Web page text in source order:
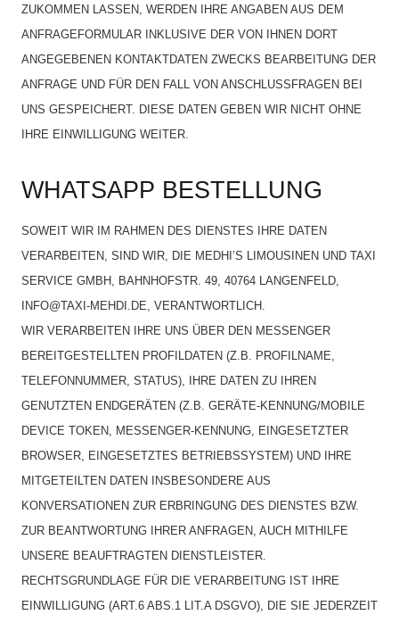
ZUKOMMEN LASSEN, WERDEN IHRE ANGABEN AUS DEM
ANFRAGEFORMULAR INKLUSIVE DER VON IHNEN DORT
ANGEGEBENEN KONTAKTDATEN ZWECKS BEARBEITUNG DER
ANFRAGE UND FÜR DEN FALL VON ANSCHLUSSFRAGEN BEI
UNS GESPEICHERT. DIESE DATEN GEBEN WIR NICHT OHNE
IHRE EINWILLIGUNG WEITER.
WHATSAPP BESTELLUNG
SOWEIT WIR IM RAHMEN DES DIENSTES IHRE DATEN
VERARBEITEN, SIND WIR, DIE MEDHI’S LIMOUSINEN UND TAXI
SERVICE GMBH, BAHNHOFSTR. 49, 40764 LANGENFELD,
INFO@TAXI-MEHDI.DE, VERANTWORTLICH.
WIR VERARBEITEN IHRE UNS ÜBER DEN MESSENGER
BEREITGESTELLTEN PROFILDATEN (Z.B. PROFILNAME,
TELEFONNUMMER, STATUS), IHRE DATEN ZU IHREN
GENUTZTEN ENDGERÄTEN (Z.B. GERÄTE-KENNUNG/MOBILE
DEVICE TOKEN, MESSENGER-KENNUNG, EINGESETZTER
BROWSER, EINGESETZTES BETRIEBSSYSTEM) UND IHRE
MITGETEILTEN DATEN INSBESONDERE AUS
KONVERSATIONEN ZUR ERBRINGUNG DES DIENSTES BZW.
ZUR BEANTWORTUNG IHRER ANFRAGEN, AUCH MITHILFE
UNSERE BEAUFTRAGTEN DIENSTLEISTER.
RECHTSGRUNDLAGE FÜR DIE VERARBEITUNG IST IHRE
EINWILLIGUNG (ART.6 ABS.1 LIT.A DSGVO), DIE SIE JEDERZEIT